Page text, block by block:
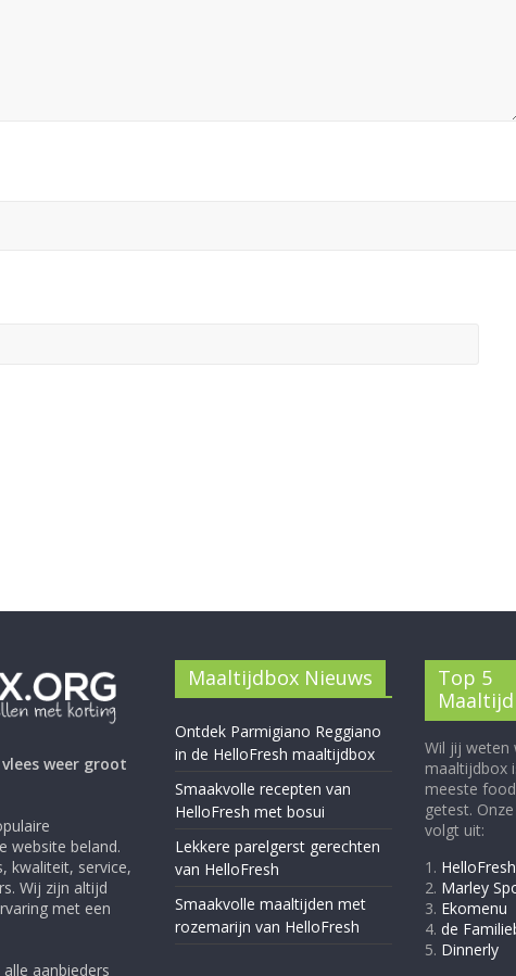
weer groot
website beland.
kwaliteit, service,
Wij zijn altijd
met een
aanbieders
Maaltijdbox Nieuws
Ontdek Parmigiano Reggiano
in de HelloFresh maaltijdbox
Smaakvolle recepten van
HelloFresh met bosui
Lekkere parelgerst gerechten
van HelloFresh
Smaakvolle maaltijden met
rozemarijn van HelloFresh
Top 5
Wil jij weten
maaltijdbox
meeste
getest.
volgt uit:
1. HelloFresh
2. Marley
3. Ekomenu
4. de
5. Dinnerly